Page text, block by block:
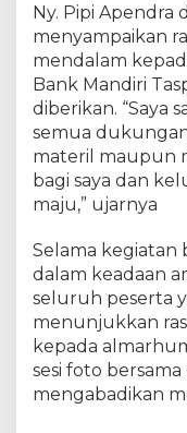
r
g
a
A
m
.
I
p
d
A
p
e
n
d
a
Ny. Pipi Apendra
menyampaikan
mendalam
Bank Mandiri
diberikan. “Saya
semua
materil maupun
bagi saya dan
maju,” ujarnya
Selama kegiatan
dalam keadaan
seluruh peserta
menunjukkan
kepada
sesi foto
mengabadikan